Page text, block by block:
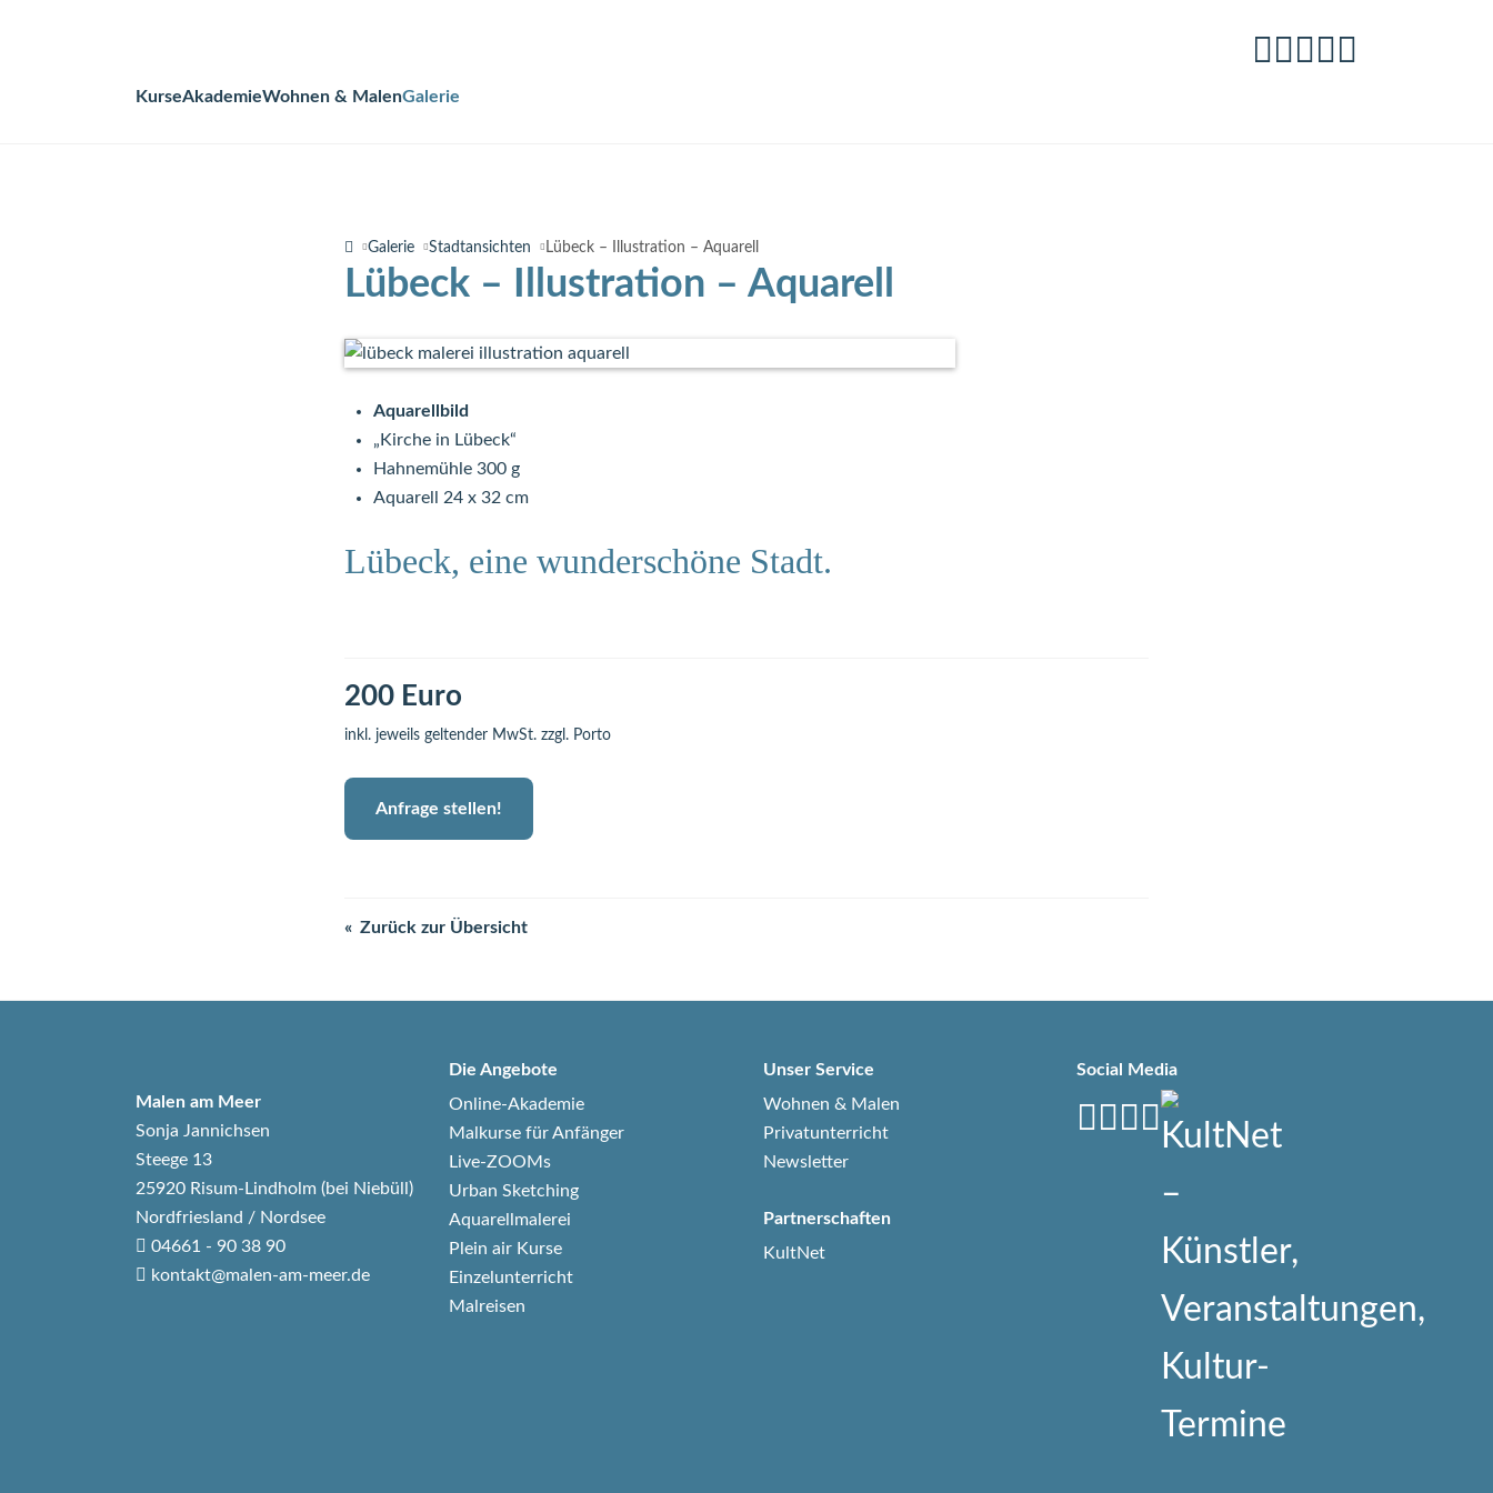
Navigation
KurseAkademieWohnen & MalenGalerie
Galerie Stadtansichten Lübeck – Illustration – Aquarell
Lübeck – Illustration – Aquarell
Aquarellbild
„Kirche in Lübeck“
Hahnemühle 300 g
Aquarell 24 x 32 cm
Lübeck, eine wunderschöne Stadt.
200 Euro
inkl. jeweils geltender MwSt. zzgl. Porto
Anfrage stellen!
Zurück zur Übersicht
Malen am Meer
Sonja Jannichsen
Steege 13
25920 Risum-Lindholm (bei Niebüll)
Nordfriesland / Nordsee
04661 - 90 38 90
kontakt@malen-am-meer.de
Die Angebote
Online-Akademie
Malkurse für Anfänger
Live-ZOOMs
Urban Sketching
Aquarellmalerei
Plein air Kurse
Einzelunterricht
Malreisen
Unser Service
Wohnen & Malen
Privatunterricht
Newsletter
Partnerschaften
KultNet
Social Media